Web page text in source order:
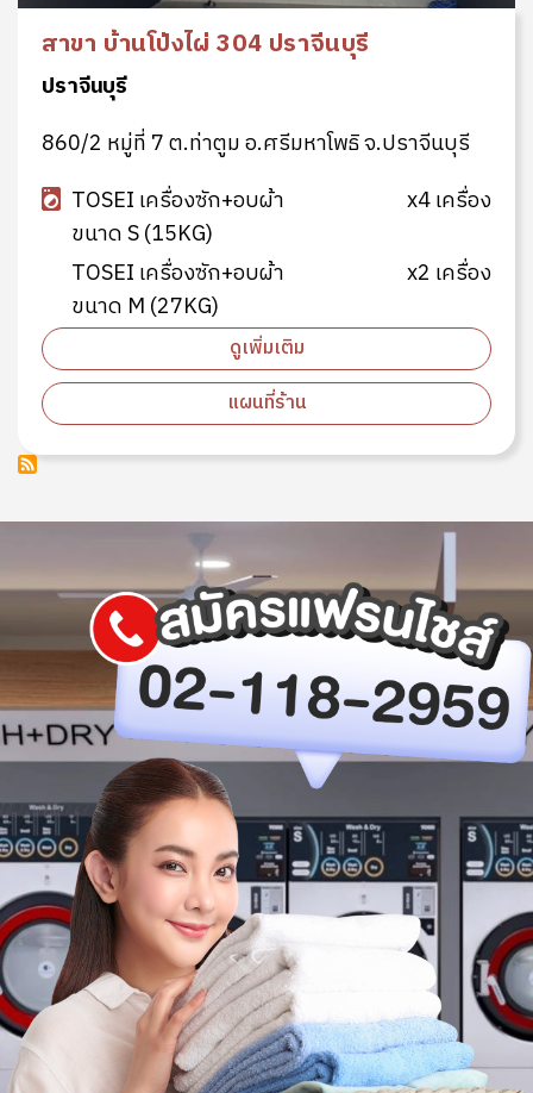
สาขา บ้านโป่งไผ่ 304 ปราจีนบุรี
ปราจีนบุรี
860/2 หมู่ที่ 7 ต.ท่าตูม อ.ศรีมหาโพธิ จ.ปราจีนบุรี
TOSEI เครื่องซัก+อบผ้า
ขนาด S (15KG)
x4 เครื่อง
TOSEI เครื่องซัก+อบผ้า
ขนาด M (27KG)
x2 เครื่อง
ดูเพิ่มเติม
แผนที่ร้าน
Image